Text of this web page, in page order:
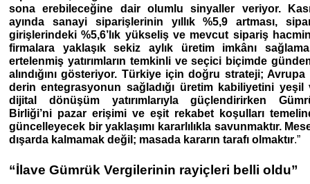
sona erebileceğine dair olumlu sinyaller veriyor.
ayında sanayi siparişlerinin yıllık %5,9 artması,
girişlerindeki %5,6’lık yükseliş ve mevcut sipariş
firmalara yaklaşık sekiz aylık üretim imkânı
ertelenmiş yatırımların temkinli ve seçici biçimde
alındığını gösteriyor. Türkiye için doğru strateji; Avrupa
derin entegrasyonun sağladığı üretim kabiliyetini yeşil
dijital dönüşüm yatırımlarıyla güçlendirirken
Birliği’ni pazar erişimi ve eşit rekabet koşulları
güncelleyecek bir yaklaşımı kararlılıkla savunmaktır.
dışarda kalmamak değil; masada kararın tarafı olmaktır.”
“İlave Gümrük Vergilerinin rayiçleri belli oldu”